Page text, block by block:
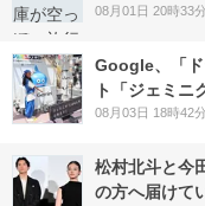
08月01日 20時33分
Google、「
ト「ジェミニ
08月03日 18時42分
松村北斗と今
の方へ届けて